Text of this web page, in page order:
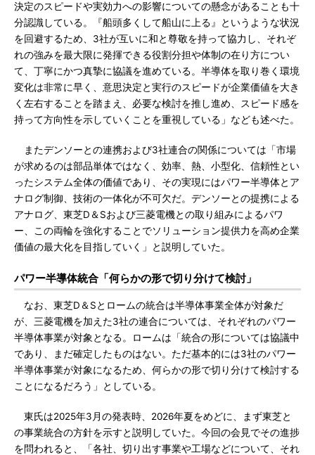
決定のスピードや実効力への影響についての懸念があることも十
分認識している。『船頭多くして船山に上る』というような状況
を回避するため、3社が互いに和と尊敬を持って協力し、それぞ
れの強みを最大限に発揮できる役割分担や体制の在り方につい
て、丁寧にかつ真摯に協議を進めている。半導体を取り巻く環境
変化は非常に早く、意思決定と実行のスピードが企業価値を大き
く左右することを踏まえ、必要な検討を推し進め、スピード感を
持って方向性を示していくことを重視している」なども述べた。
またデンソーとの連携および3社連合の関係については「市場
が求めるのは部品単体ではなく、効率、熱、小型化、信頼性とい
ったシステム全体の価値であり、その実現にはパワー半導体とア
ナログ制御、技術の一体化が不可欠だ。デンソーとの提携による
アナログ、東芝D＆Sおよび三菱電機との取り組みによるパワ
ー、この両輪を強化することでソリューション提供力を高め企業
価値の最大化を目指していく」と説明していた。
パワー半導体統合「何らかの形で切り分けて検討」
なお、東芝D＆Sとロームの統合は半導体事業全体が対象だ
が、三菱電機を加えた3社の連合については、それぞれのパワー
半導体事業が対象となる。ロームは「統合の形については協議中
であり、まだ確定したものはない。ただ基本的には3社のパワー
半導体事業が対象になるため、何らかの形で切り分けて検討する
ことになるだろう」としている。
東氏は2025年3月の発表時、2026年夏をめどに、まず東芝と
の事業統合の方針を示すと説明していた。今回の会見でその進捗
を問われると、「各社、切り出す事業や工場などについて、それ